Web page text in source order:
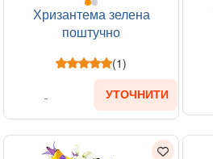
Хризантема зелена
поштучно
(1)
УТОЧНИТИ